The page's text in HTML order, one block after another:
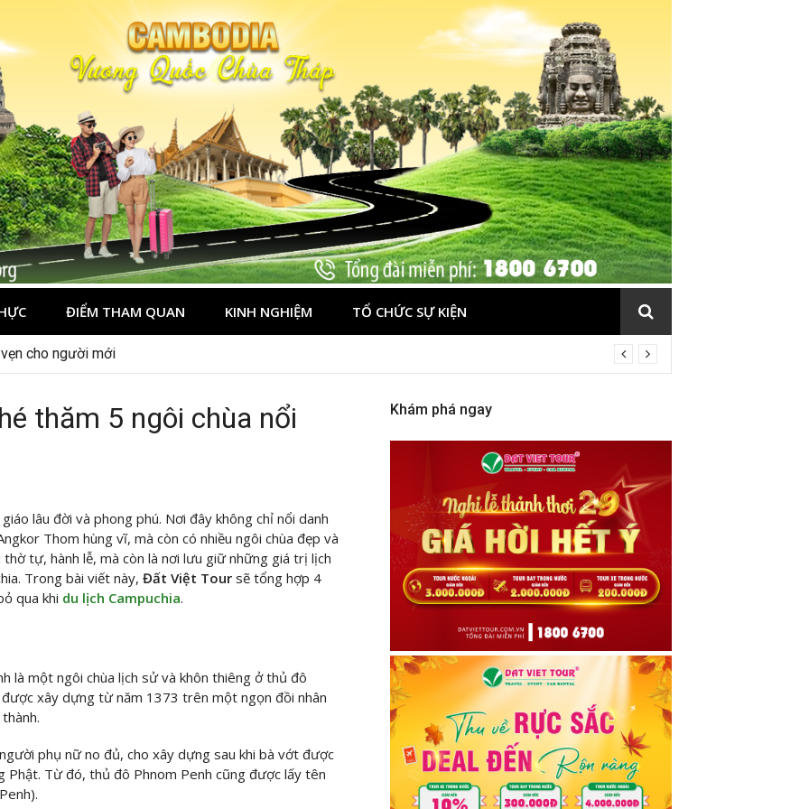
ĐIỂM THAM QUAN KINH NGHIỆM TỔ CHỨC SỰ KIỆN
gì?
thăm 5 ngôi chùa nổi
lâu đời và phong phú. Nơi đây không chỉ nổi danh
Thom hùng vĩ, mà còn có nhiều ngôi chùa đẹp và
tự, hành lễ, mà còn là nơi lưu giữ những giá trị lịch
Trong bài viết này, Đất Việt Tour sẽ tổng hợp 4
qua khi du lịch Campuchia.
là một ngôi chùa lịch sử và khôn thiêng ở thủ đô
được xây dựng từ năm 1373 trên một ngọn đồi nhân
phụ nữ no đủ, cho xây dựng sau khi bà vớt được
Từ đó, thủ đô Phnom Penh cũng được lấy tên
Khám phá ngay